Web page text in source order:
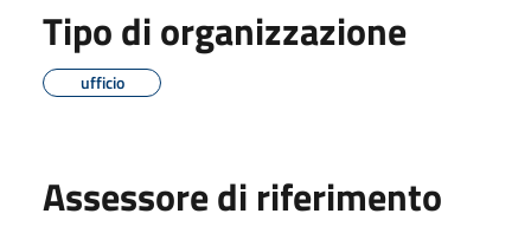
Tipo di organizzazione
ufficio
Assessore di riferimento